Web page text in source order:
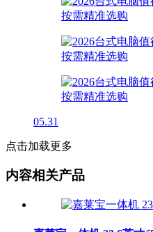
05.31
点击加载更多
内容相关产品